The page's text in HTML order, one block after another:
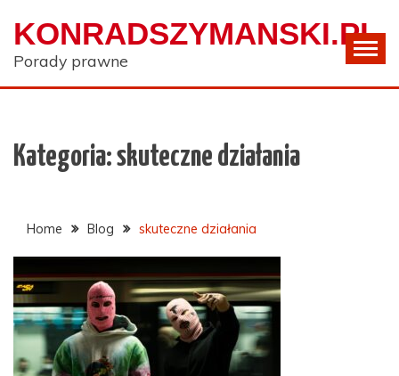
content
KONRADSZYMANSKI.PL
Porady prawne
Kategoria:skuteczne działania
Home Blog skuteczne działania